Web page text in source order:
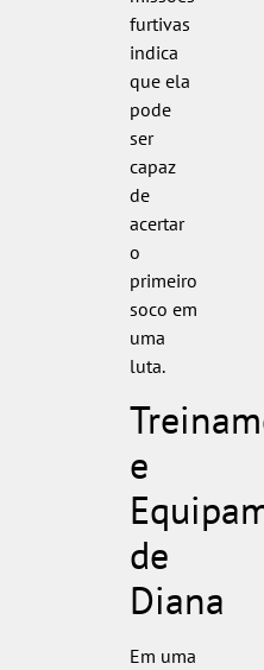
furtivas
indica
que ela
pode
ser
capaz
de
acertar
o
primeiro
soco em
uma
luta.
e
de
Diana
Em uma